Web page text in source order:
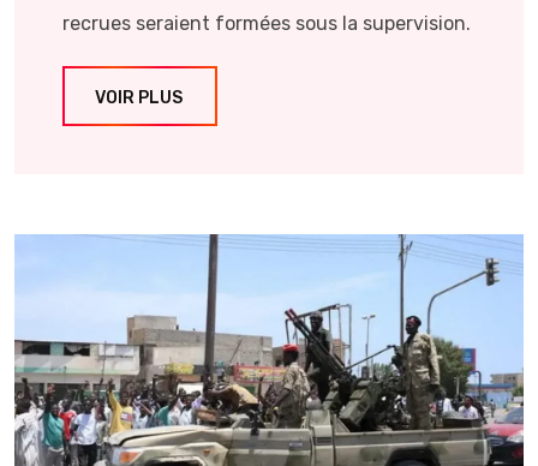
recrues seraient formées sous la supervision.
VOIR PLUS